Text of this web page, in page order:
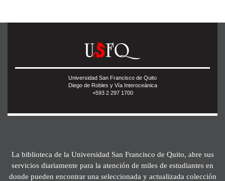
Universidad San Francisco de Quito
Diego de Robles y Vía Interoceánica
+593 2 297 1700
La biblioteca de la Universidad San Francisco de Quito, abre sus
servicios diariamente para la atención de miles de estudiantes en
donde pueden encontrar una seleccionada y actualizada colección